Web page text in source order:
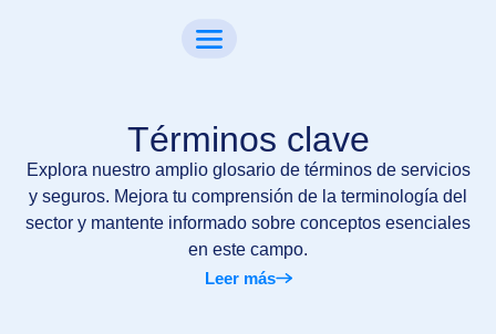
Términos clave
Explora nuestro amplio glosario de términos de servicios
y seguros. Mejora tu comprensión de la terminología del
sector y mantente informado sobre conceptos esenciales
en este campo.
Leer más